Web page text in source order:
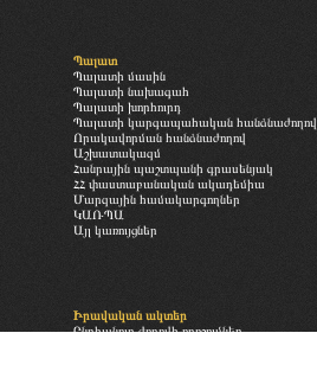
Պալատ
Պալատի մասին
Պալատի նախագահ
Պալատի խորհուրդ
Պալատի կարգապահական հանձնաժողով
Որակավորման հանձնաժողով
Աշխատակազմ
Հանրային պաշտպանի գրասենյակ
ՀՀ փաստաբանական ակադեմիա
Մարզային համակարգողներ
ԿԱՌՊԱ
Այլ կառույցներ
Իրավական ակտեր
Ընդհանուր ժողովի որոշումներ